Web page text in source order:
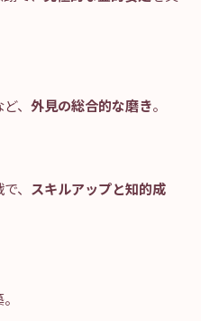
、 外見の総合的な磨き。
、 スキルアップと知的成